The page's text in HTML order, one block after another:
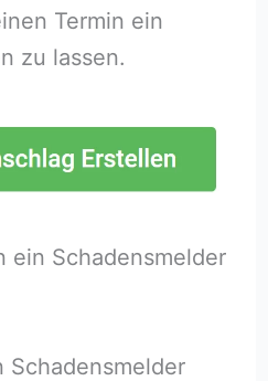
Termin ein
zu lassen.
ein Schadensmelder
Schadensmelder